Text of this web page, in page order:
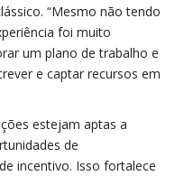
“Mesmo não tendo
foi muito
um plano de trabalho e
e captar recursos em
estejam aptas a
de
incentivo. Isso fortalece